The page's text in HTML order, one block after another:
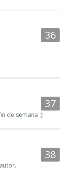
de semana :)